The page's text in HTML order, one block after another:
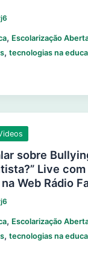
, Escolarização
,tecnologias na
sobre
Live
Web Rádio
, Escolarização
,tecnologias na